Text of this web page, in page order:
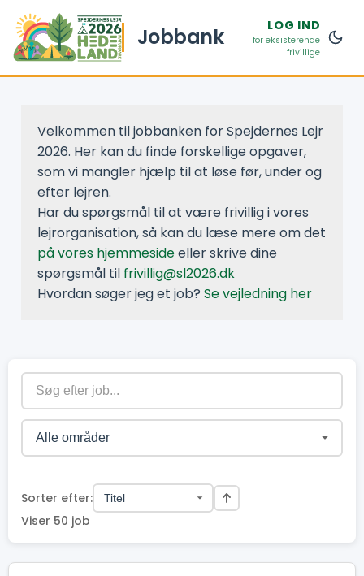
Jobbank LOG IND
for eksisterende
frivillige
Velkommen til jobbanken for Spejdernes Lejr
2026. Her kan du finde forskellige opgaver,
som vi mangler hjælp til at løse før, under og
efter lejren.
Har du spørgsmål til at være frivillig i vores
lejrorganisation, så kan du læse mere om det
på vores hjemmesideeller skrive dine
spørgsmål til frivillig@sl2026.dk
Hvordan søger jeg et job? Se vejledning her
Sorter efter:
Viser 50 job